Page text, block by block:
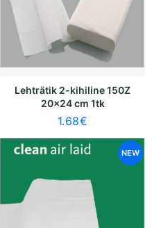
Lehträtik 2-kihiline 150Z
20x24 cm 1tk
1.68€
NEW